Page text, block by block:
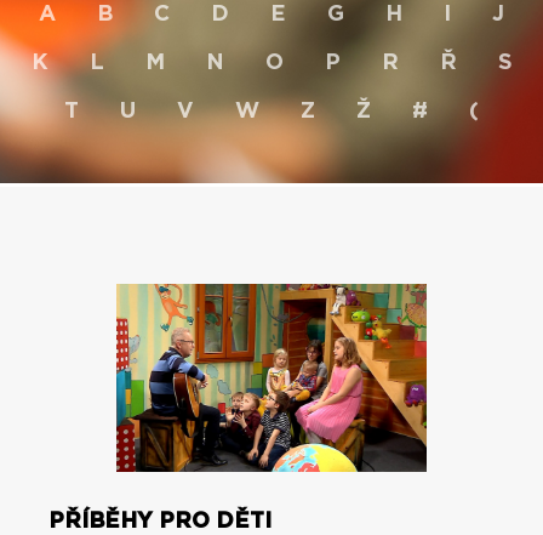
A B C D E G H J
K L M N O P R Ř S
T U V W Z Ž # (
PŘÍBĚHY PRO DĚTI